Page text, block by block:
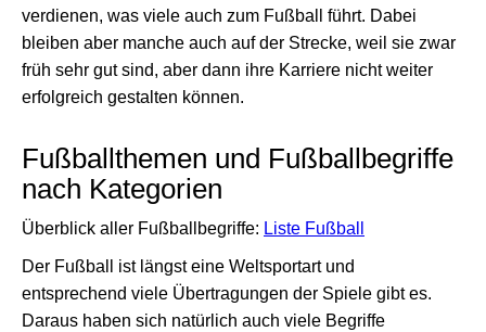
verdienen, was viele auch zum Fußball führt. Dabei
bleiben aber manche auch auf der Strecke, weil sie zwar
früh sehr gut sind, aber dann ihre Karriere nicht weiter
erfolgreich gestalten können.
Fußballthemen und Fußballbegriffe
nach Kategorien
Überblick aller Fußballbegriffe: Liste Fußball
Der Fußball ist längst eine Weltsportart und
entsprechend viele Übertragungen der Spiele gibt es.
Daraus haben sich natürlich auch viele Begriffe